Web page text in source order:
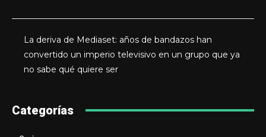
La deriva de Mediaset: años de bandazos han
convertido un imperio televisivo en un grupo que ya
no sabe qué quiere ser
Categorías